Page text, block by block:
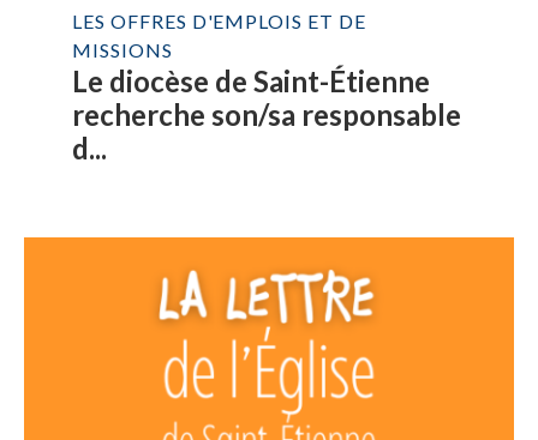
LES OFFRES D'EMPLOIS ET DE
MISSIONS
Le diocèse de Saint-Étienne
recherche son/sa responsable
d...